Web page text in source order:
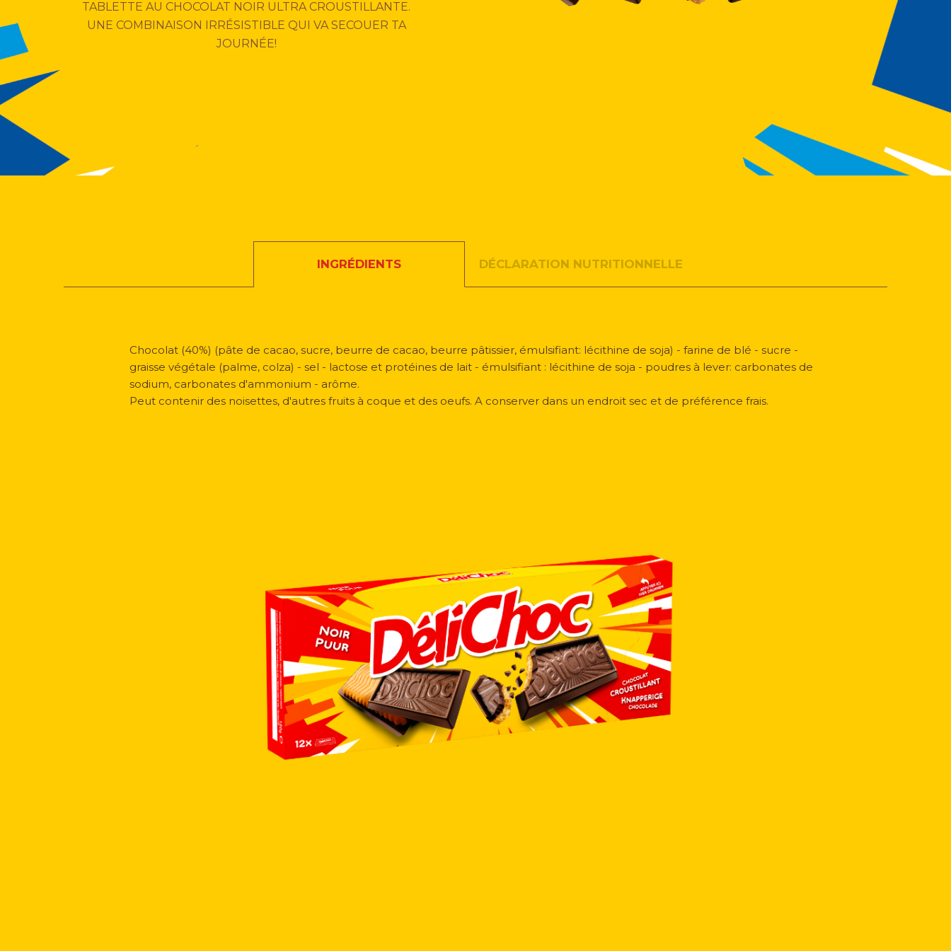
TABLETTE AU CHOCOLAT NOIR ULTRA CROUSTILLANTE.​
UNE COMBINAISON IRRÉSISTIBLE QUI VA SECOUER TA
JOURNÉE!
INGRÉDIENTS DÉCLARATION NUTRITIONNELLE
Chocolat (40%) (pâte de cacao, sucre, beurre de cacao, beurre pâtissier, émulsifiant: lécithine de soja) - farine de blé - sucre -
graisse végétale (palme, colza) - sel - lactose et protéines de lait - émulsifiant : lécithine de soja - poudres à lever: carbonates de
sodium, carbonates d'ammonium - arôme.
Peut contenir des noisettes, d'autres fruits à coque et des oeufs. A conserver dans un endroit sec et de préférence frais.